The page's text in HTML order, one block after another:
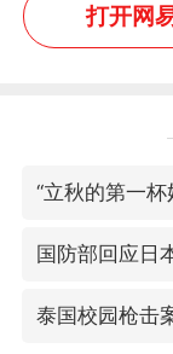
打开网